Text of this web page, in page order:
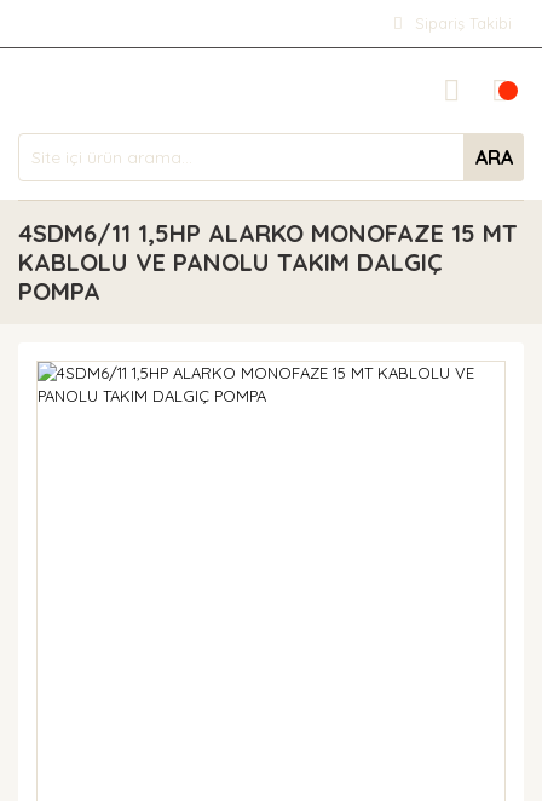
Sipariş Takibi
ARA
4SDM6/11 1,5HP ALARKO MONOFAZE 15 MT
KABLOLU VE PANOLU TAKIM DALGIÇ
POMPA